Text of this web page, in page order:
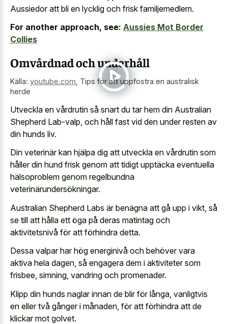
Aussiedor att bli en lycklig och frisk familjemedlem.
For another approach, see: Aussies Mot Border
Collies
Omvårdnad och underhåll
Källa: youtube.com, Tips för att uppfostra en australisk
herde
Utveckla en vårdrutin så snart du tar hem din Australian
Shepherd Lab-valp, och håll fast vid den under resten av
din hunds liv.
Din veterinär kan hjälpa dig att utveckla en vårdrutin som
håller din hund frisk genom att tidigt upptäcka eventuella
hälsoproblem genom regelbundna
veterinärundersökningar.
Australian Shepherd Labs är benägna att gå upp i vikt, så
se till att hålla ett öga på deras matintag och
aktivitetsnivå för att förhindra detta.
Dessa valpar har hög energinivå och behöver vara
aktiva hela dagen, så engagera dem i aktiviteter som
frisbee, simning, vandring och promenader.
Klipp din hunds naglar innan de blir för långa, vanligtvis
en eller två gånger i månaden, för att förhindra att de
klickar mot golvet.